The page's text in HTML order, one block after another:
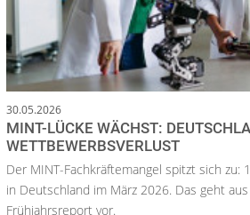
30.05.2026
MINT-LÜCKE WÄCHST:
WETTBEWERBSVERLUST
Der MINT-Fachkräftemangel spitzt sich zu:
in Deutschland im März 2026. Das geht
Frühjahrsreport vor.